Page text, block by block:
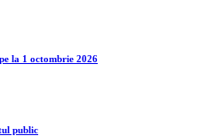
la 1 octombrie 2026
public